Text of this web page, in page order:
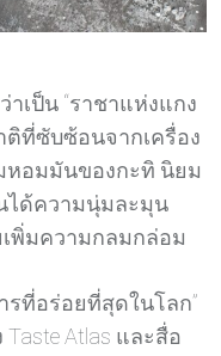
เป็น “ราชาแห่งแกง
ติที่ซับซ้อนจากเครื่อง
หอมมันของกะทิ นิยม
ได้ความนุ่มละมุน
พิ่มความกลมกล่อม
รที่อร่อยที่สุดในโลก”
Atlas และสื่อ